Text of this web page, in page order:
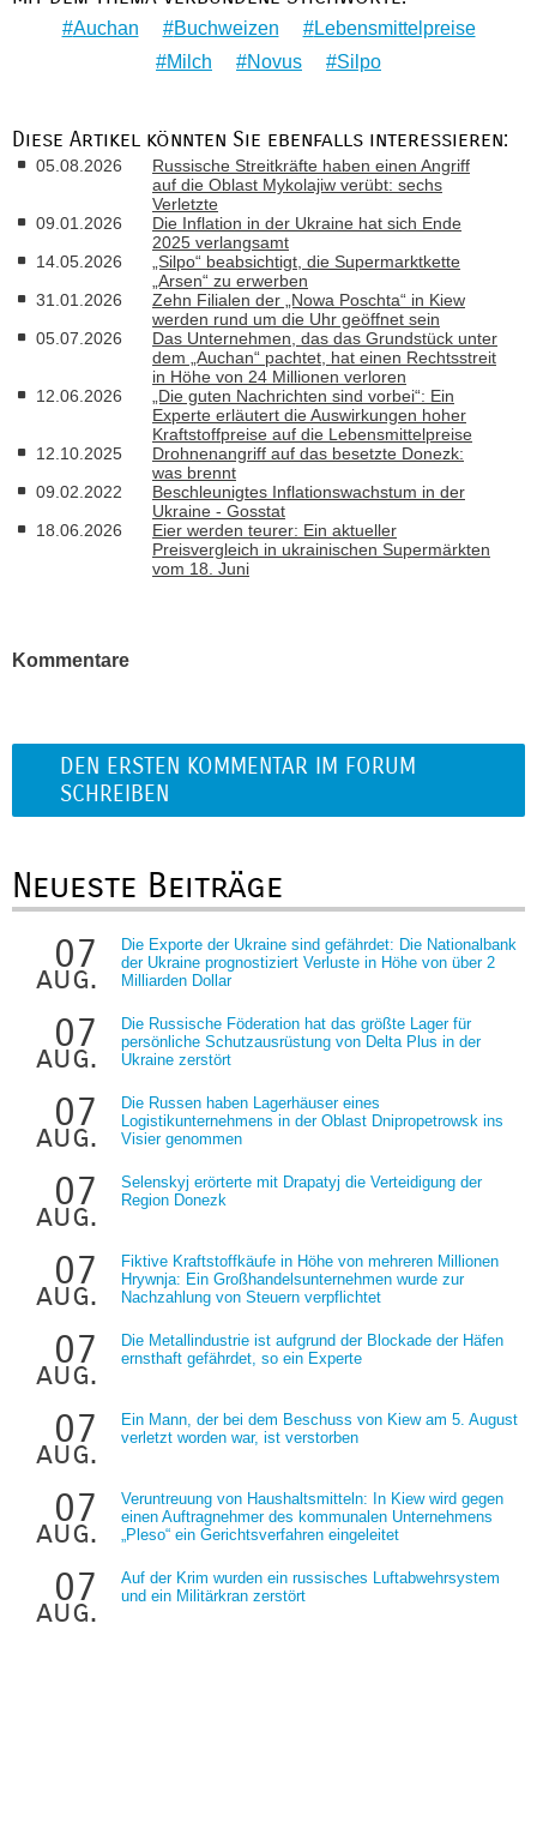
Auchan Buchweizen
Lebensmittelpreise
Milch
Novus Silpo
Diese Artikel könnten Sie ebenfalls interessieren:
05.08.2026
Russische Streitkräfte haben einen Angriff
auf die Oblast Mykolajiw verübt: sechs
Verletzte
09.01.2026
Die Inflation in der Ukraine hat sich Ende
2025 verlangsamt
14.05.2026
„Silpo“ beabsichtigt, die Supermarktkette
„Arsen“ zu erwerben
31.01.2026
Zehn Filialen der „Nowa Poschta“ in Kiew
werden rund um die Uhr geöffnet sein
05.07.2026
Das Unternehmen, das das Grundstück unter
dem „Auchan“ pachtet, hat einen Rechtsstreit
in Höhe von 24 Millionen verloren
12.06.2026
„Die guten Nachrichten sind vorbei“: Ein
Experte erläutert die Auswirkungen hoher
Kraftstoffpreise auf die Lebensmittelpreise
12.10.2025
Drohnenangriff auf das besetzte Donezk:
was brennt
09.02.2022
Beschleunigtes Inflationswachstum in der
Ukraine - Gosstat
18.06.2026
Eier werden teurer: Ein aktueller
Preisvergleich in ukrainischen Supermärkten
vom 18. Juni
Kommentare
DEN ERSTEN KOMMENTAR IM FORUM
SCHREIBEN
Neueste Beiträge
07
aug.
Die Exporte der Ukraine sind gefährdet: Die Nationalbank
der Ukraine prognostiziert Verluste in Höhe von über 2
Milliarden Dollar
07
aug.
Die Russische Föderation hat das größte Lager für
persönliche Schutzausrüstung von Delta Plus in der
Ukraine zerstört
07
aug.
Die Russen haben Lagerhäuser eines
Logistikunternehmens in der Oblast Dnipropetrowsk ins
Visier genommen
07
aug.
Selenskyj erörterte mit Drapatyj die Verteidigung der
Region Donezk
07
aug.
Fiktive Kraftstoffkäufe in Höhe von mehreren Millionen
Hrywnja: Ein Großhandelsunternehmen wurde zur
Nachzahlung von Steuern verpflichtet
07
aug.
Die Metallindustrie ist aufgrund der Blockade der Häfen
ernsthaft gefährdet, so ein Experte
07
aug.
Ein Mann, der bei dem Beschuss von Kiew am 5. August
verletzt worden war, ist verstorben
07
aug.
Veruntreuung von Haushaltsmitteln: In Kiew wird gegen
einen Auftragnehmer des kommunalen Unternehmens
„Pleso“ ein Gerichtsverfahren eingeleitet
07
aug.
Auf der Krim wurden ein russisches Luftabwehrsystem
und ein Militärkran zerstört